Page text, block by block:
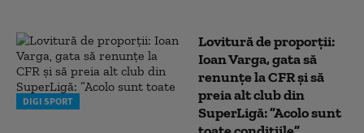
DIGI SPORT
Lovitură de proporții:
Ioan Varga, gata să
renunțe la CFR și să
preia alt club din
SuperLigă: ”Acolo sunt